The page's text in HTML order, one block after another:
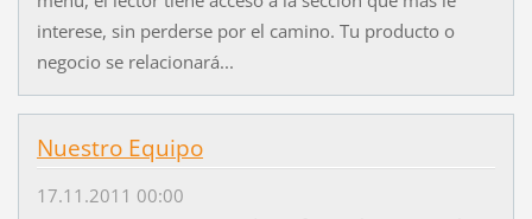
interese, sin perderse por el camino. Tu producto o
negocio se relacionará...
Nuestro Equipo
17.11.2011 00:00